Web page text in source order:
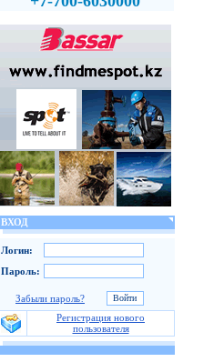
ВХОД
Логин:
Пароль:
Забыли пароль?
Регистрация нового
пользователя